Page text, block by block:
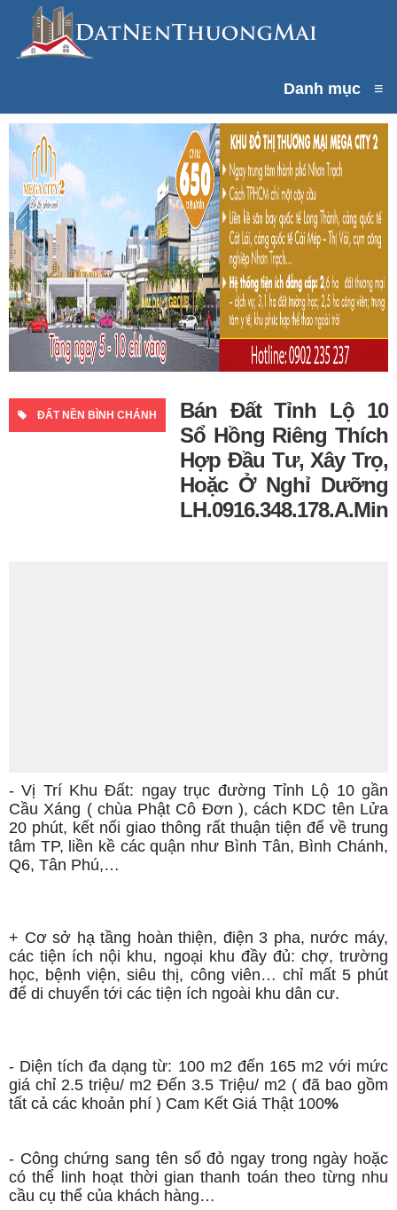
Danh mục ≡
ĐẤT NỀN BÌNH CHÁNH
Bán Đất Tỉnh Lộ 10
Sổ Hồng Riêng Thích
Hợp Đầu Tư, Xây Trọ,
Hoặc Ở Nghỉ Dưỡng
- Vị Trí Khu Đất: ngay trục đường Tỉnh Lộ 10 gần
Cầu Xáng ( chùa Phật Cô Đơn ), cách KDC tên Lửa
20 phút, kết nối giao thông rất thuận tiện để về trung
tâm TP, liền kề các quận như Bình Tân, Bình Chánh,
Q6, Tân Phú,…
+ Cơ sở hạ tầng hoàn thiện, điện 3 pha, nước máy,
các tiện ích nội khu, ngoại khu đầy đủ: chợ, trường
học, bệnh viện, siêu thị, công viên… chỉ mất 5 phút
để di chuyển tới các tiện ích ngoài khu dân cư.
- Diện tích đa dạng từ: 100 m2 đến 165 m2 với mức
giá chỉ 2.5 triệu/ m2 Đến 3.5 Triệu/ m2 ( đã bao gồm
tất cả các khoản phí ) Cam Kết Giá Thật 100%
- Công chứng sang tên sổ đỏ ngay trong ngày hoặc
có thể linh hoạt thời gian thanh toán theo từng nhu
cầu cụ thể của khách hàng…